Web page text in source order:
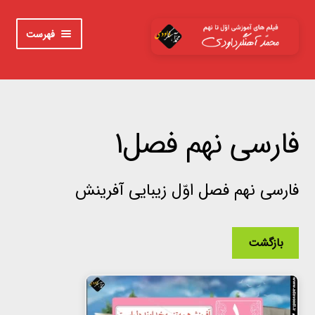
فهرست
خانه
دوم
سوم
چهارم
ششم
فارسی نهم فصل1
فارسی نهم فصل اوّل زیبایی آفرینش
بازگشت